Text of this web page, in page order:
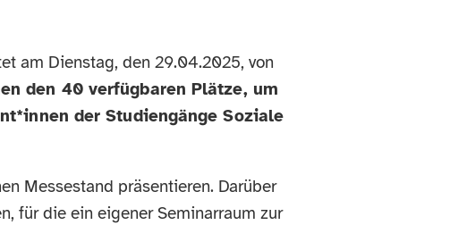
am Dienstag, den 29.04.2025, von
den 40 verfügbaren Plätze, um
der Studiengänge Soziale
Messestand präsentieren. Darüber
für die ein eigener Seminarraum zur